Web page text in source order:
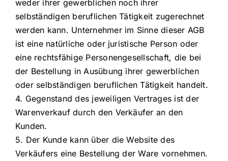
weder ihrer gewerblichen noch ihrer
selbständigen beruflichen Tätigkeit zugerechnet
werden kann. Unternehmer im Sinne dieser AGB
ist eine natürliche oder juristische Person oder
eine rechtsfähige Personengesellschaft, die bei
der Bestellung in Ausübung ihrer gewerblichen
oder selbständigen beruflichen Tätigkeit handelt.
4. Gegenstand des jeweiligen Vertrages ist der
Warenverkauf durch den Verkäufer an den
Kunden.
5. Der Kunde kann über die Website des
Verkäufers eine Bestellung der Ware vornehmen.